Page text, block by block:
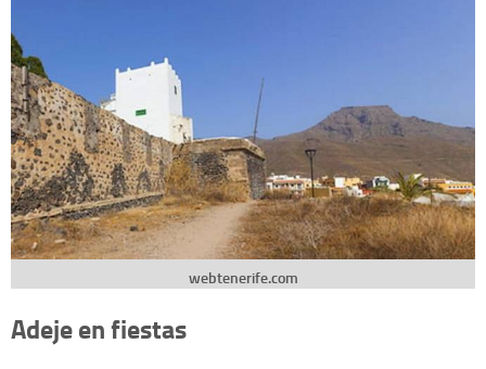
webtenerife.com
Adeje en fiestas